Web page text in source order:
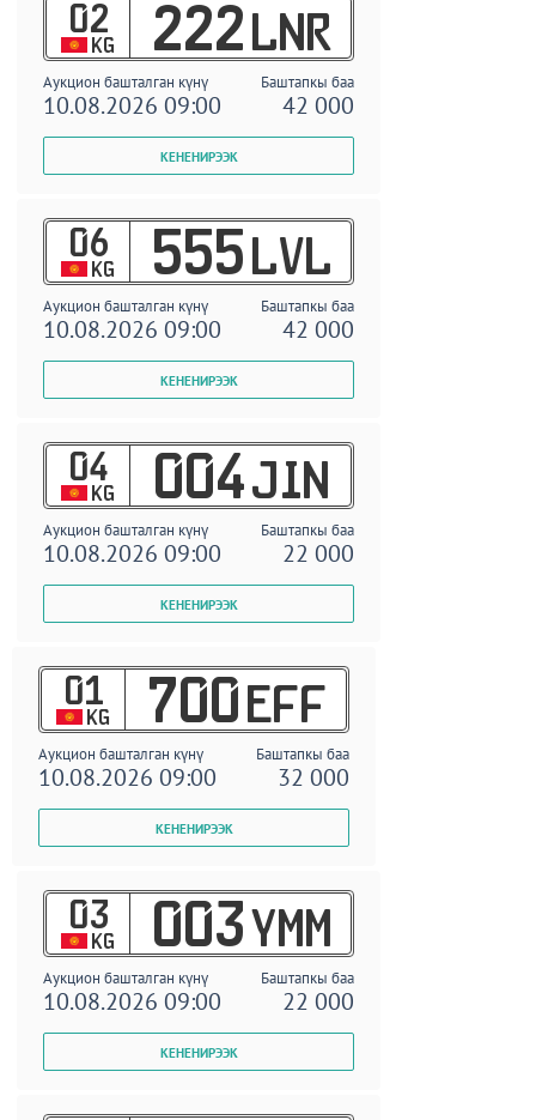
02
KG 222 LNR
Аукцион башталган күнү Баштапкы баа
10.08.2026 09:00 42 000
06
KG 555 LVL
Аукцион башталган күнү Баштапкы баа
10.08.2026 09:00 42 000
04
KG 004 JIN
Аукцион башталган күнү Баштапкы баа
10.08.2026 09:00 22 000
01
KG 700 EFF
Аукцион башталган күнү Баштапкы баа
10.08.2026 09:00 32 000
03
KG 003 YMM
Аукцион башталган күнү Баштапкы баа
10.08.2026 09:00 22 000